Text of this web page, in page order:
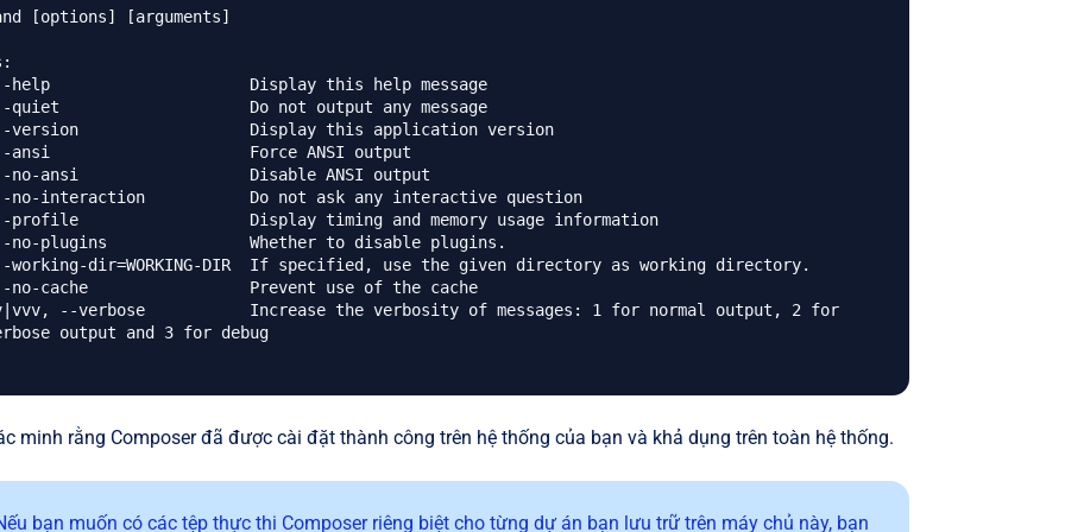
output and 3 for debug
minh rằng Composer đã được cài đặt thành công trên hệ thống của bạn và khả dụng trên toàn hệ thống.
bạn muốn có các tệp thực thi Composer riêng biệt cho từng dự án bạn lưu trữ trên máy chủ này, bạn